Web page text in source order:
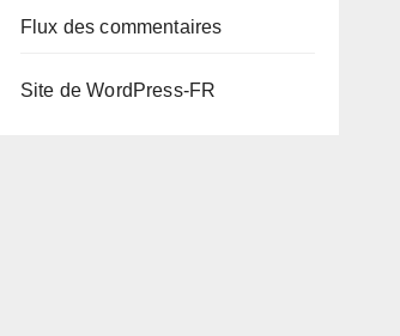
Flux des commentaires
Site de WordPress-FR